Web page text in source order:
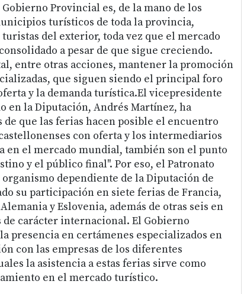
Provincial es, de la mano de los
turísticos de toda la provincia,
del exterior, toda vez que el mercado
a pesar de que sigue creciendo.
entre otras acciones, mantener la promoción
que siguen siendo el principal foro
y la demanda turística.El vicepresidente
en la Diputación, Andrés Martínez, ha
de que las ferias hacen posible el encuentro
con oferta y los intermediarios
en el mercado mundial, también son el punto
y el público final". Por eso, el Patronato
dependiente de la Diputación de
su participación en siete ferias de Francia,
y Eslovenia, además de otras seis en
de carácter internacional. El Gobierno
presencia en certámenes especializados en
con las empresas de los diferentes
la asistencia a estas ferias sirve como
en el mercado turístico.